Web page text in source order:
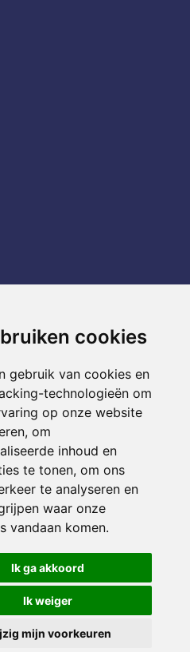
cookies
gebruik van cookies en
technologieën om
op onze website
om
inhoud en
te tonen, om ons
te analyseren en
waar onze
vandaan komen.
Ik ga akkoord
Ik weiger
mijn voorkeuren